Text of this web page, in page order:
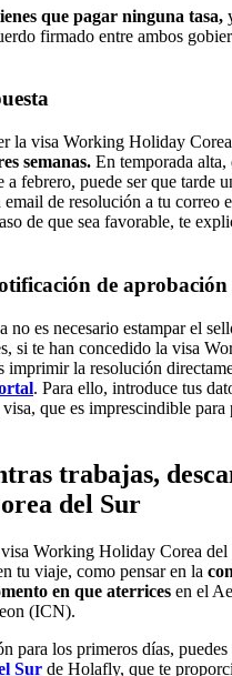
que pagar ninguna tasa,
firmado entre ambos
la visa Working Holiday
semanas. En temporada alta,
a febrero, puede ser que tarde
email de resolución a tu correo
de que sea favorable, te
de aprobación
no es necesario estampar el
si te han concedido la visa
imprimir la resolución
. Para ello, introduce tus
que es imprescindible para
trabajas,
del Sur
Working Holiday Corea del
tu viaje, como pensar en la
en que aterrices en el
(ICN).
para los primeros días, puedes
Sur de Holafly, que te